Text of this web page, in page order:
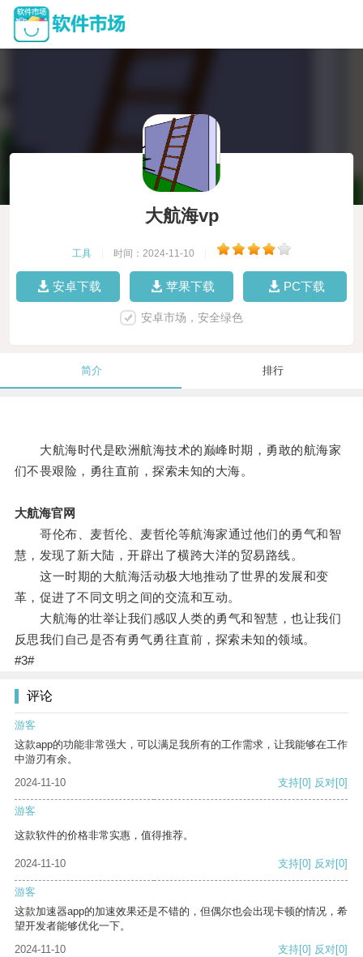
大航海vp
工具 时间：2024-11-10
安卓下载 苹果下载 PC下载
安卓市场，安全绿色
简介 排行
大航海时代是欧洲航海技术的巅峰时期，勇敢的航海家
们不畏艰险，勇往直前，探索未知的大海。
大航海官网
哥伦布、麦哲伦、麦哲伦等航海家通过他们的勇气和智
慧，发现了新大陆，开辟出了横跨大洋的贸易路线。
这一时期的大航海活动极大地推动了世界的发展和变
革，促进了不同文明之间的交流和互动。
大航海的壮举让我们感叹人类的勇气和智慧，也让我们
反思我们自己是否有勇气勇往直前，探索未知的领域。
#3#
评论
游客
这款app的功能非常强大，可以满足我所有的工作需求，让我能够在工作
中游刃有余。
2024-11-10
支持[0] 反对[0]
游客
这款软件的价格非常实惠，值得推荐。
2024-11-10 支持[0] 反对[0]
游客
这款加速器app的加速效果还是不错的，但偶尔也会出现卡顿的情况，希
望开发者能够优化一下。
2024-11-10
支持[0] 反对[0]